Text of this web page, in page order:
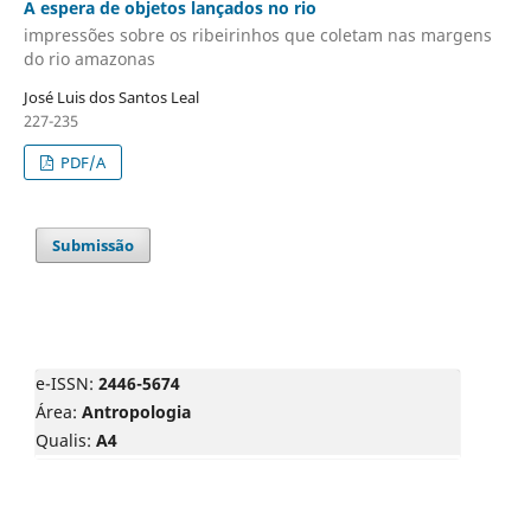
A espera de objetos lançados no rio
impressões sobre os ribeirinhos que coletam nas margens
do rio amazonas
José Luis dos Santos Leal
227-235
PDF/A
Submissão
e-ISSN: 2446-5674
Área: Antropologia
Qualis: A4